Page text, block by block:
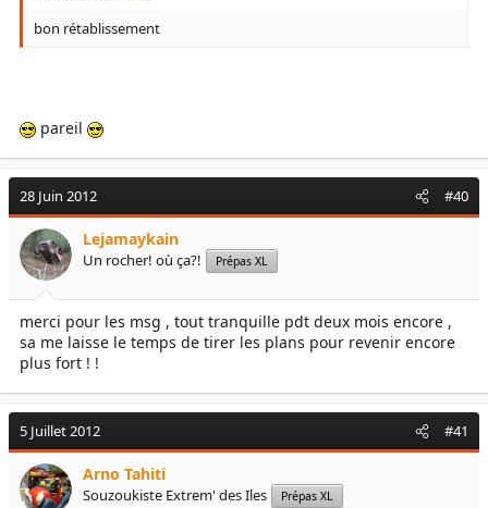
bon rétablissement
pareil
28 Juin 2012 #40
Lejamaykain
Un rocher! où ça?! Prépas XL
merci pour les msg , tout tranquille pdt deux mois encore ,
sa me laisse le temps de tirer les plans pour revenir encore
plus fort ! !
5 Juillet 2012 #41
Arno Tahiti
Souzoukiste Extrem' des Iles Prépas XL